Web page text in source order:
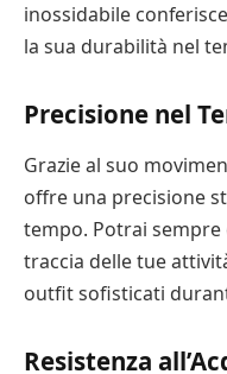
inossidabile
la sua durabilità nel
Precisione nel
Grazie al suo
offre una precisione
tempo. Potrai
traccia delle tue
outfit sofisticati
Resistenza